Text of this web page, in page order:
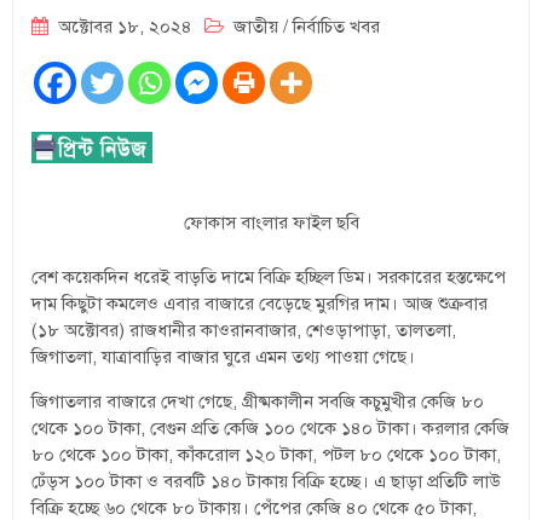
অক্টোবর ১৮, ২০২৪ জাতীয় /নির্বাচিত খবর
ফোকাস বাংলার ফাইল ছবি
বেশ কয়েকদিন ধরেই বাড়তি দামে বিক্রি হচ্ছিল ডিম। সরকারের হস্তক্ষেপে
দাম কিছুটা কমলেও এবার বাজারে বেড়েছে মুরগির দাম। আজ শুক্রবার
(১৮ অক্টোবর) রাজধানীর কাওরানবাজার, শেওড়াপাড়া, তালতলা,
জিগাতলা, যাত্রাবাড়ির বাজার ঘুরে এমন তথ্য পাওয়া গেছে।
জিগাতলার বাজারে দেখা গেছে, গ্রীষ্মকালীন সবজি কচুমুখীর কেজি ৮০
থেকে ১০০ টাকা, বেগুন প্রতি কেজি ১০০ থেকে ১৪০ টাকা। করলার কেজি
৮০ থেকে ১০০ টাকা, কাঁকরোল ১২০ টাকা, পটল ৮০ থেকে ১০০ টাকা,
ঢেঁড়স ১০০ টাকা ও বরবটি ১৪০ টাকায় বিক্রি হচ্ছে। এ ছাড়া প্রতিটি লাউ
বিক্রি হচ্ছে ৬০ থেকে ৮০ টাকায়। পেঁপের কেজি ৪০ থেকে ৫০ টাকা,